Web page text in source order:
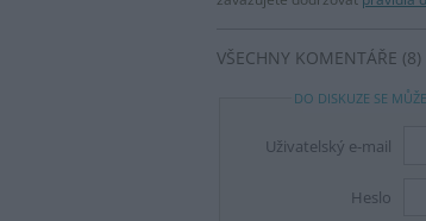
VŠECHNY KOMENTÁŘE (8)
DO DISKUZE SE
Uživatelský e-mail
Heslo